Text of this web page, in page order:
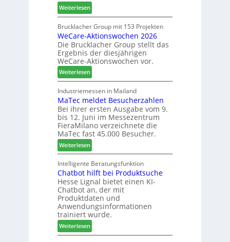
c
h
ä
f
t
s
f
ü
h
r
e
r
h
n
u
n
g
e
n
f
ü
r
P
l
a
n
t
a
g
Weiterlesen:
L
a
m
e
l
l
o
-
F
r
ä
s
e
r
u
n
d
-
V
e
r
b
i
n
Brucklacher Group mit 153 Projekten
WeCare-Aktionswochen 2026
Die Brucklacher Group stellt das
Ergebnis der diesjährigen
WeCare-Aktionswochen vor.
Weiterlesen:
W
e
C
a
r
e
-
A
k
t
i
o
n
s
w
o
c
h
Industriemessen in Mailand
MaTec meldet Besucherzahlen
Bei ihrer ersten Ausgabe vom 9.
bis 12. Juni im Messezentrum
FieraMilano verzeichnete die
MaTec fast 45.000 Besucher.
Weiterlesen:
M
a
T
e
c
m
e
l
d
e
Intelligente Beratungsfunktion
Chatbot hilft bei Produktsuche
Hesse Lignal bietet einen KI-
Chatbot an, der mit
Produktdaten und
Anwendungsinformationen
trainiert wurde.
Weiterlesen:
C